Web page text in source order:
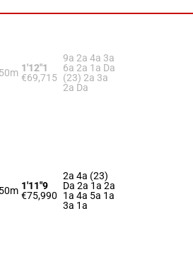
1'12"1
€69,715
9a 2a 4a 3a
6a 2a 1a Da
(23) 2a 3a
2a Da
1'11"9
€75,990
2a 4a (23)
Da 2a 1a 2a
1a 4a 5a 1a
3a 1a